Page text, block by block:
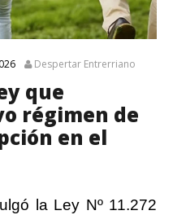
Despertar Entrerriano
que
régimen de
en el
la Ley Nº 11.272